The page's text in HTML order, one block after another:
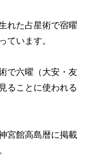
れた占星術で宿曜
ています。
で六曜（大安・友
ることに使われる
宮館高島暦に掲載